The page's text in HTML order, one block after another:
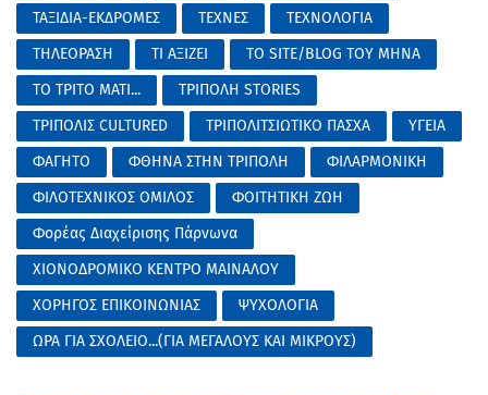
ΤΑΞΙΔΙΑ-ΕΚΔΡΟΜΕΣ
ΤΕΧΝΕΣ
ΤΕΧΝΟΛΟΓΙΑ
ΤΗΛΕΟΡΑΣΗ
ΤΙ ΑΞΙΖΕΙ
ΤΟ SITE/BLOG ΤΟΥ ΜΗΝΑ
ΤΟ ΤΡΙΤΟ ΜΑΤΙ...
ΤΡΙΠΟΛΗ STORIES
ΤΡΙΠΟΛΙΣ CULTURED
ΤΡΙΠΟΛΙΤΣΙΩΤΙΚΟ ΠΑΣΧΑ
ΥΓΕΙΑ
ΦΑΓΗΤΟ
ΦΘΗΝΑ ΣΤΗΝ ΤΡΙΠΟΛΗ
ΦΙΛΑΡΜΟΝΙΚΗ
ΦΙΛΟΤΕΧΝΙΚΟΣ ΟΜΙΛΟΣ
ΦΟΙΤΗΤΙΚΗ ΖΩΗ
Φορέας Διαχείρισης Πάρνωνα
ΧΙΟΝΟΔΡΟΜΙΚΟ ΚΕΝΤΡΟ ΜΑΙΝΑΛΟΥ
ΧΟΡΗΓΟΣ ΕΠΙΚΟΙΝΩΝΙΑΣ
ΨΥΧΟΛΟΓΙΑ
ΩΡΑ ΓΙΑ ΣΧΟΛΕΙΟ...(ΓΙΑ ΜΕΓΑΛΟΥΣ ΚΑΙ ΜΙΚΡΟΥΣ)